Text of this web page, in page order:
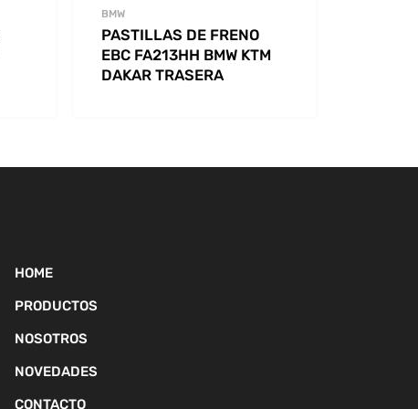
BMW
PASTILLAS DE FRENO
EBC FA213HH BMW KTM
DAKAR TRASERA
HOME
PRODUCTOS
NOSOTROS
NOVEDADES
CONTACTO